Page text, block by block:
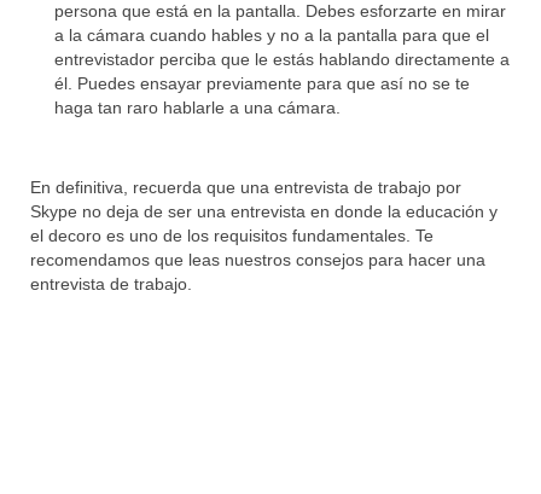
persona que está en la pantalla. Debes esforzarte en mirar
a la cámara cuando hables y no a la pantalla para que el
entrevistador perciba que le estás hablando directamente a
él. Puedes ensayar previamente para que así no se te
haga tan raro hablarle a una cámara.
En definitiva, recuerda que una entrevista de trabajo por
Skype no deja de ser una entrevista en donde la educación y
el decoro es uno de los requisitos fundamentales. Te
recomendamos que leas nuestros consejos para hacer una
entrevista de trabajo.